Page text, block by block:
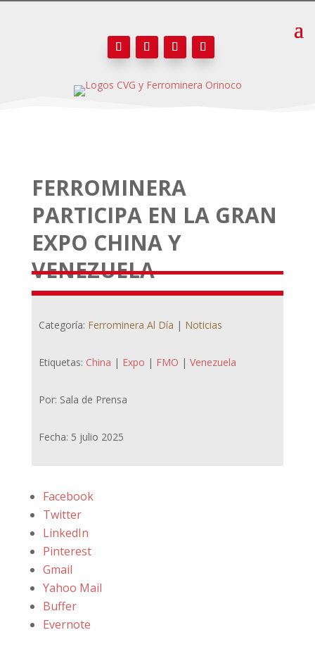
FERROMINERA
PARTICIPA EN LA GRAN
EXPO CHINA Y
VENEZUELA
Categoría: Ferrominera Al Día | Noticias
Etiquetas: China | Expo | FMO | Venezuela
Por: Sala de Prensa
Fecha: 5 julio 2025
Facebook
Twitter
LinkedIn
Pinterest
Gmail
Yahoo Mail
Buffer
Evernote